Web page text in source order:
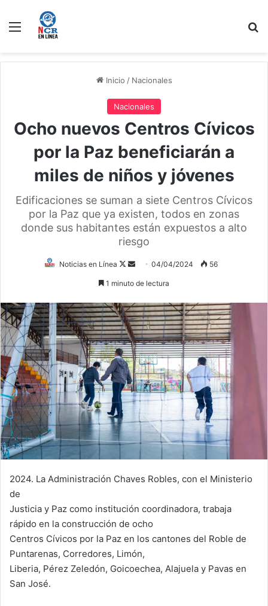
Menú
Inicio / Nacionales
Nacionales
Ocho nuevos Centros Cívicos
por la Paz beneficiarán a
miles de niños y jóvenes
Edificaciones se suman a siete Centros Cívicos
por la Paz que ya existen, todos en zonas
donde sus habitantes están expuestos a alto
riesgo
Noticias en Línea
Follow
Send04/04/2024 56
1 minuto de lectura
2024. La Administración Chaves Robles, con el Ministerio
de
Justicia y Paz como institución coordinadora, trabaja
rápido en la construcción de ocho
Centros Cívicos por la Paz en los cantones del Roble de
Puntarenas, Corredores, Limón,
Liberia, Pérez Zeledón, Goicoechea, Alajuela y Pavas en
San José.